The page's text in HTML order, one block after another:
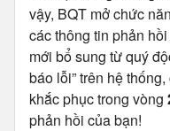
vậy, BQT mở chức
các thông tin phản
mới bổ sung từ quý
báo lỗi” trên hệ
khắc phục trong vòng
phản hồi của bạn!